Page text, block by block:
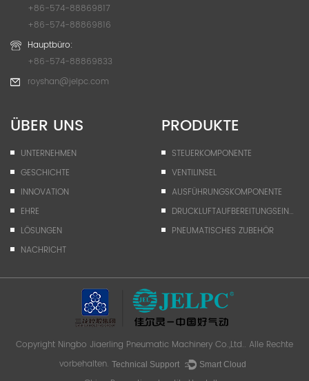
+86-574-88869817
+86-574-88869816
Hauptbüro:
+86-574-88869833
royshan@jelpc.com
ÜBER UNS
UNTERNEHMEN
GESCHICHTE
INNOVATION
EHRE
LÖSUNGEN
NACHRICHT
PRODUKTE
STEUERKOMPONENTE
VENTILINSEL
AUSFÜHRUNGSKOMPONENTE
DRUCKLUFTAUFBEREITUNGSEINHEIT
PNEUMATISCHES ZUBEHÖR
Copyright Ningbo Jiaerling Pneumatic Machinery Co.,Ltd.. Alle Rechte
vorbehalten. Technical Support ： Smart Cloud